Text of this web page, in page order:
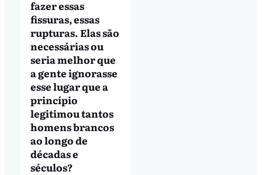
fazer essas
fissuras, essas
rupturas. Elas são
necessárias ou
seria melhor que
a gente ignorasse
esse lugar que a
princípio
legitimou tantos
homens brancos
ao longo de
décadas e
séculos?